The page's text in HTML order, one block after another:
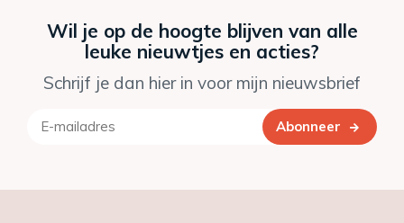
Wil je op de hoogte blijven van alle
leuke nieuwtjes en acties?
Schrijf je dan hier in voor mijn nieuwsbrief
Abonneer